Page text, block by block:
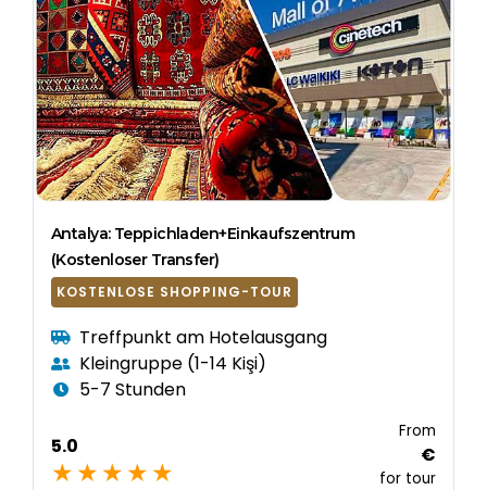
Antalya: Teppichladen+Einkaufszentrum
(Kostenloser Transfer)
KOSTENLOSE SHOPPING-TOUR
Treffpunkt am Hotelausgang
Kleingruppe (1-14 Kişi)
5-7 Stunden
5.0
From
€
for tour